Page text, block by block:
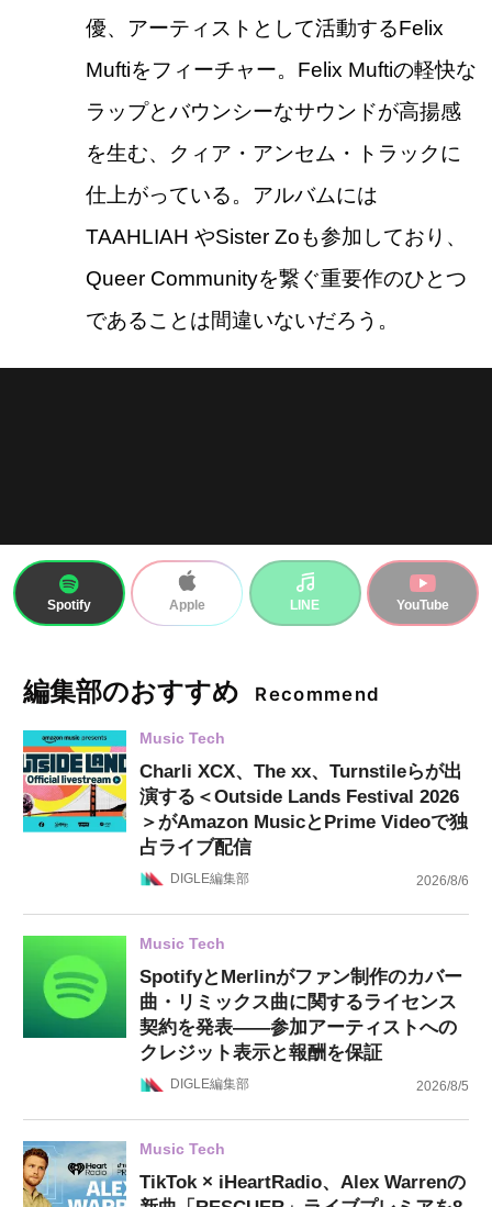
優、アーティストとして活動するFelix
Muftiをフィーチャー。Felix Muftiの軽快な
ラップとバウンシーなサウンドが高揚感
を生む、クィア・アンセム・トラックに
仕上がっている。アルバムには
TAAHLIAH やSister Zoも参加しており、
Queer Communityを繋ぐ重要作のひとつ
であることは間違いないだろう。
Spotify Apple LINE YouTube
編集部のおすすめ Recommend
Music Tech
Charli XCX、The xx、Turnstileらが出
演する＜Outside Lands Festival 2026
＞がAmazon MusicとPrime Videoで独
占ライブ配信
DIGLE編集部 2026/8/6
Music Tech
SpotifyとMerlinがファン制作のカバー
曲・リミックス曲に関するライセンス
契約を発表——参加アーティストへの
クレジット表示と報酬を保証
DIGLE編集部 2026/8/5
Music Tech
TikTok × iHeartRadio、Alex Warrenの